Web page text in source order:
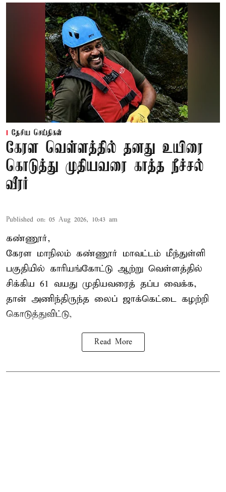
தேசிய செய்திகள்
கேரள வெள்ளத்தில் தனது உயிரை
கொடுத்து முதியவரை காத்த நீச்சல்
வீரர்
Published on: 05 Aug 2026, 10:43 am
கண்ணூர்,
கேரள மாநிலம் கண்ணூர் மாவட்டம் மீந்துள்ளி
பகுதியில் காரியங்கோட்டு ஆற்று வெள்ளத்தில்
சிக்கிய 61 வயது முதியவரைத் தப்ப வைக்க,
தான் அணிந்திருந்த லைப் ஜாக்கெட்டை கழற்றி
கொடுத்துவிட்டு,
Read More